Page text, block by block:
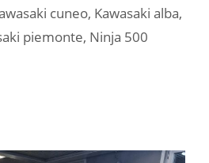
cuneo, Kawasaki alba,
piemonte, Ninja 500